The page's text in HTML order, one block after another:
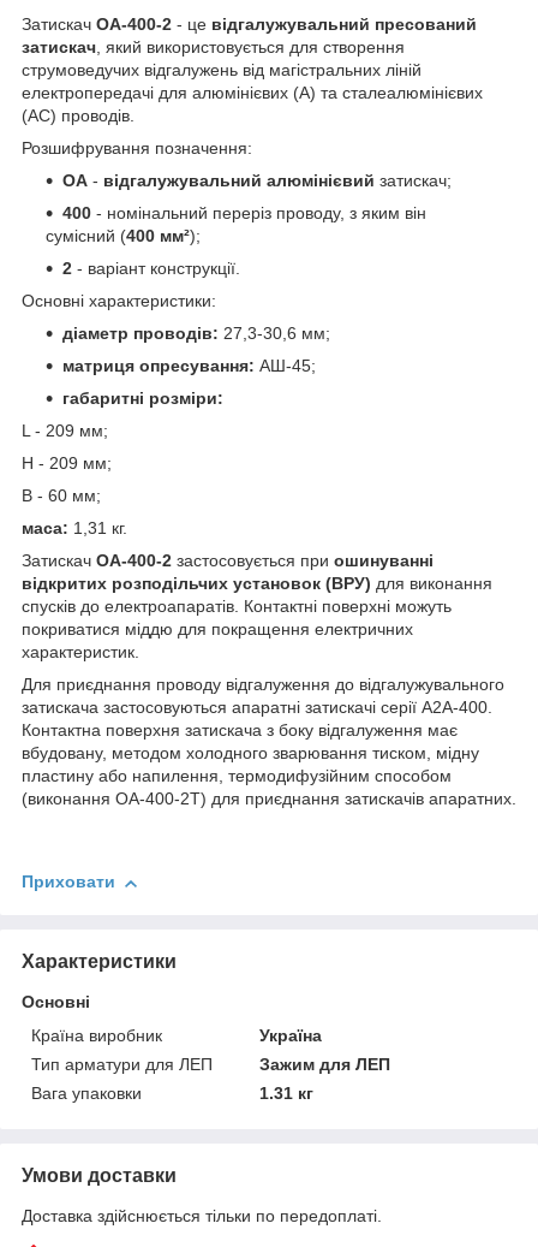
Затискач ОА-400-2 - це відгалужувальний пресований
затискач, який використовується для створення
струмоведучих відгалужень від магістральних ліній
електропередачі для алюмінієвих (А) та сталеалюмінієвих
(АС) проводів.
Розшифрування позначення:
ОА - відгалужувальний алюмінієвий затискач;
400 - номінальний переріз проводу, з яким він
сумісний (400 мм²);
2 - варіант конструкції.
Основні характеристики:
діаметр проводів: 27,3-30,6 мм;
матриця опресування: АШ-45;
габаритні розміри:
L - 209 мм;
Н - 209 мм;
В - 60 мм;
маса: 1,31 кг.
Затискач ОА-400-2 застосовується при ошинуванні
відкритих розподільчих установок (ВРУ) для виконання
спусків до електроапаратів. Контактні поверхні можуть
покриватися міддю для покращення електричних
характеристик.
Для приєднання проводу відгалуження до відгалужувального
затискача застосовуються апаратні затискачі серії А2А-400.
Контактна поверхня затискача з боку відгалуження має
вбудовану, методом холодного зварювання тиском, мідну
пластину або напилення, термодифузійним способом
(виконання ОА-400-2Т) для приєднання затискачів апаратних.
Приховати
Характеристики
Основні
Країна виробник
Україна
Тип арматури для ЛЕП
Зажим для ЛЕП
Вага упаковки
1.31 кг
Умови доставки
Доставка здійснюється тільки по передоплаті.